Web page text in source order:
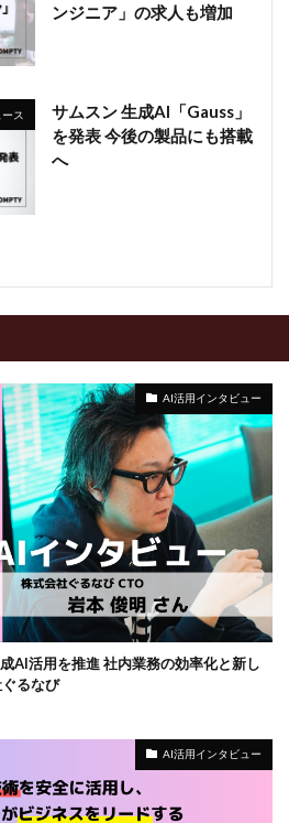
ンジニア」の求人も増加
ス
サムスン 生成AI「Gauss」
を発表 今後の製品にも搭載
へ
AI活用インタビュー
AI活用を推進 社内業務の効率化と新し
るなび
AI活用インタビュー